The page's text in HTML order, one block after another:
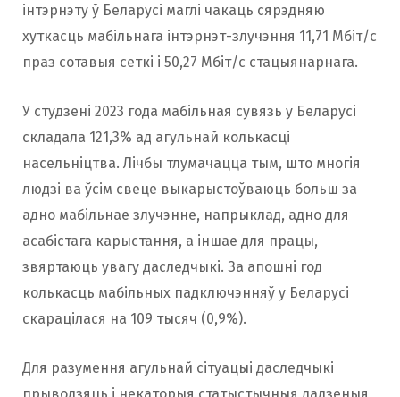
інтэрнэту ў Беларусі маглі чакаць сярэдняю
хуткасць мабільнага інтэрнэт-злучэння 11,71 Мбіт/с
праз сотавыя сеткі і 50,27 Мбіт/с стацыянарнага.
У студзені 2023 года мабільная сувязь у Беларусі
складала 121,3% ад агульнай колькасці
насельніцтва. Лічбы тлумачацца тым, што многія
людзі ва ўсім свеце выкарыстоўваюць больш за
адно мабільнае злучэнне, напрыклад, адно для
асабістага карыстання, а іншае для працы,
звяртаюць увагу даследчыкі. За апошні год
колькасць мабільных падключэнняў у Беларусі
скарацілася на 109 тысяч (0,9%).
Для разумення агульнай сітуацыі даследчыкі